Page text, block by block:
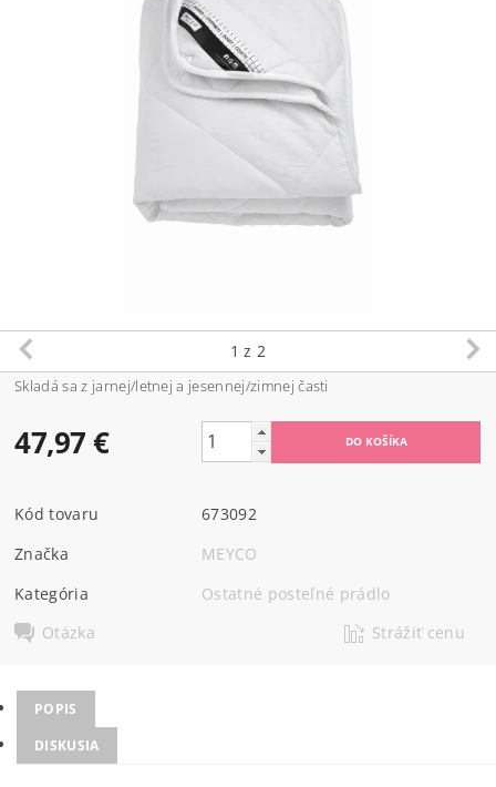
1 z 2
Skladá sa z jarnej/letnej a jesennej/zimnej časti
47,97 €
Kód tovaru
673092
Značka
MEYCO
Kategória
Ostatné posteľné prádlo
Otázka
Strážiť cenu
POPIS
DISKUSIA